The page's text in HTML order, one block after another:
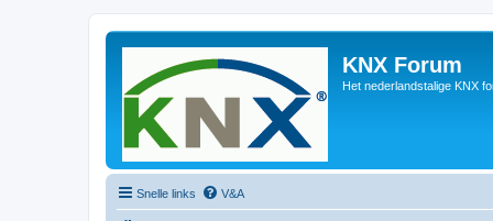
KNX Forum
Het nederlandstalige KNX
Snelle links V&A